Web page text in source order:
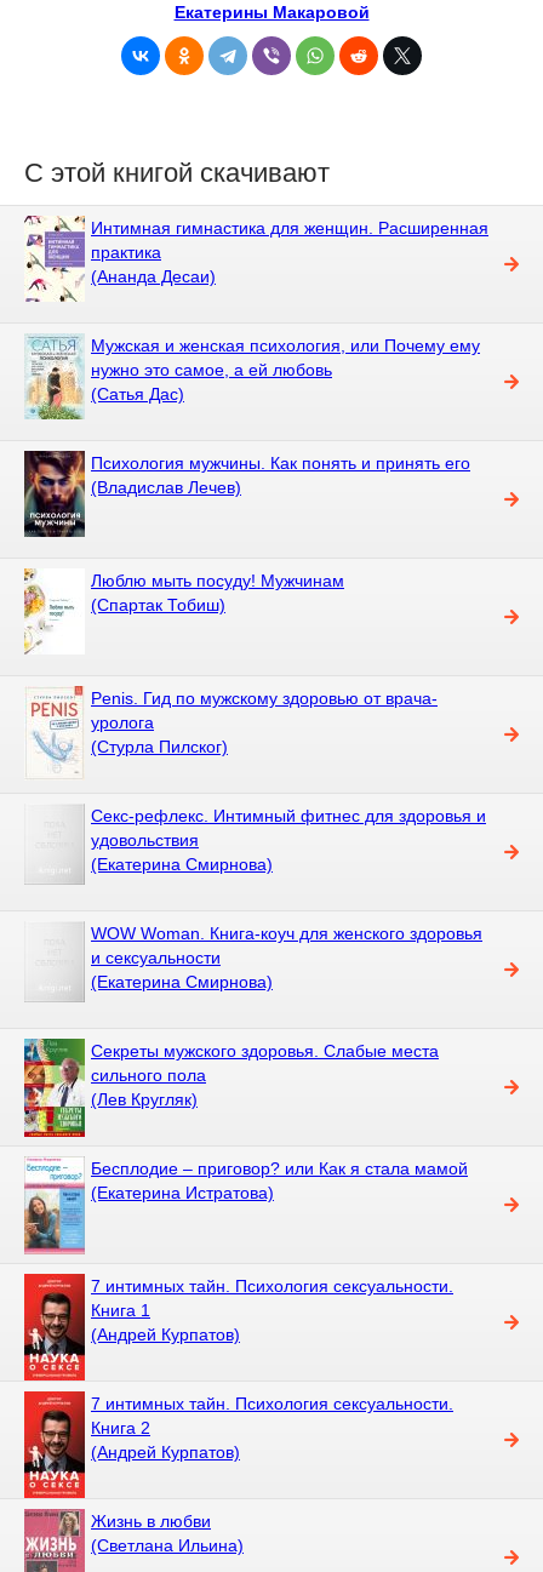
Екатерины Макаровой
С этой книгой скачивают
Интимная гимнастика для женщин. Расширенная
практика
(Ананда Десаи)
Мужская и женская психология, или Почему ему
нужно это самое, а ей любовь
(Сатья Дас)
Психология мужчины. Как понять и принять его
(Владислав Лечев)
Люблю мыть посуду! Мужчинам
(Спартак Тобиш)
Penis. Гид по мужскому здоровью от врача-
уролога
(Стурла Пилског)
Секс-рефлекс. Интимный фитнес для здоровья и
удовольствия
(Екатерина Смирнова)
WOW Woman. Книга-коуч для женского здоровья
и сексуальности
(Екатерина Смирнова)
Секреты мужского здоровья. Слабые места
сильного пола
(Лев Кругляк)
Бесплодие – приговор? или Как я стала мамой
(Екатерина Истратова)
7 интимных тайн. Психология сексуальности.
Книга 1
(Андрей Курпатов)
7 интимных тайн. Психология сексуальности.
Книга 2
(Андрей Курпатов)
Жизнь в любви
(Светлана Ильина)